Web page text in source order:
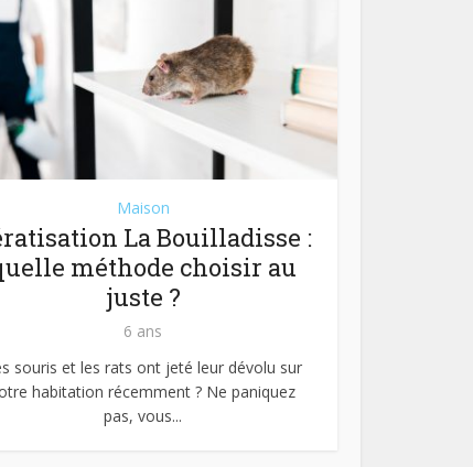
Maison
La Bouilladisse :
méthode choisir au
juste ?
6 ans
souris et les rats ont jeté leur dévolu sur
habitation récemment ? Ne paniquez
pas, vous...